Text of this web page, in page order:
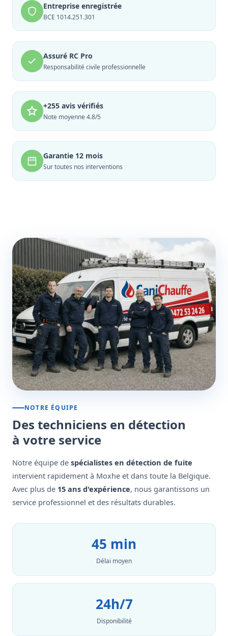
Entreprise enregistrée
BCE 1014.251.301
Assuré RC Pro
Responsabilité civile professionnelle
+255 avis vérifiés
Note moyenne 4.8/5
Garantie 12 mois
Sur toutes nos interventions
NOTRE ÉQUIPE
Des techniciens en détection
à votre service
Notre équipe de spécialistes en détection de fuite
intervient rapidement à Moxhe et dans toute la Belgique.
Avec plus de 15 ans d'expérience, nous garantissons un
service professionnel et des résultats durables.
45 min
Délai moyen
24h/7
Disponibilité